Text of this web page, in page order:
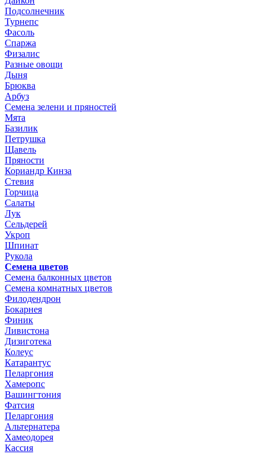
Подсолнечник
Турнепс
Фасоль
Спаржа
Физалис
Разные овощи
Дыня
Брюква
Арбуз
Семена зелени и пряностей
Мята
Базилик
Петрушка
Щавель
Пряности
Кориандр Кинза
Стевия
Горчица
Салаты
Лук
Сельдерей
Укроп
Шпинат
Рукола
Семена цветов
Семена балконных цветов
Семена комнатных цветов
Филодендрон
Бокарнея
Финик
Ливистона
Дизиготека
Колеус
Катарантус
Пеларгония
Хамеропс
Вашингтония
Фатсия
Пеларгония
Альтернатера
Хамеодорея
Кассия